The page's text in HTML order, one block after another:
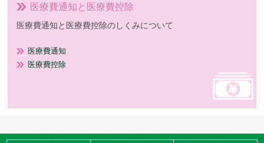
医療費通知と医療費控除
医療費通知と医療費控除のしくみについて
医療費通知
医療費控除